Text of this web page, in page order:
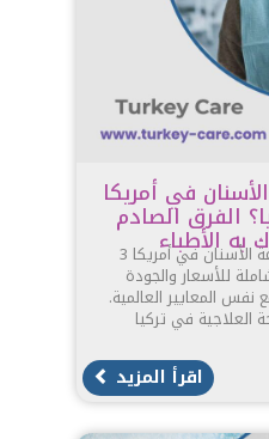
في أمريكا
الفرق الصادم
به الأطباء اكتشف لماذا تكلفة زراعة الأسنان في أمريكا 3
للأسعار والجودة
وفر 70-85% مع نفس المعايير العالمية.
العلاجية في تركيا
اقرأ المزيد